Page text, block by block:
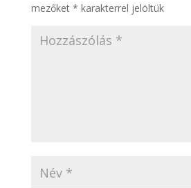
mezőket * karakterrel jelöltük